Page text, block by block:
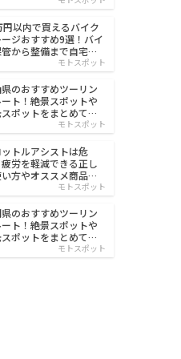
円以内で買えるバイク
ジおすすめ9選！バイ
から整備まで自宅で
モトスポット
のおすすめツーリン
ト！絶景スポットや
ポットをまとめて紹
モトスポット
ットルアシストは危
労を軽減できる正し
方やオススメ商品を
モトスポット
のおすすめツーリン
ト！絶景スポットや
ポットをまとめて紹
モトスポット